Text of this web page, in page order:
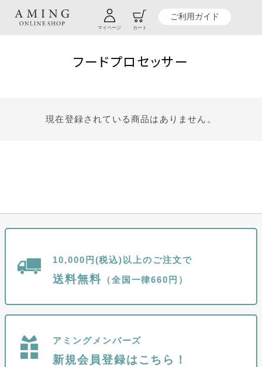
マイページ カート
ご利用ガイド
TOP 贈り物商品一覧 カテゴリーから探す キッチン
フードプロセッサー
フードプロセッサー
現在登録されている商品はありません。
10,000円(税込)以上のご注文で
送料無料 （全国一律660円）
アミングメンバーズ
新規会員登録はこちら！